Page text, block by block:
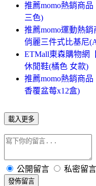
推薦momo熱銷商
三色)
推薦momo運動熱
俏麗三件式比基尼
ETMall東森購物網
休閒鞋(橘色 女款)
推薦momo熱銷商
香覆盆莓x12盒)
載入更多
公開留言 私密留言
發佈留言